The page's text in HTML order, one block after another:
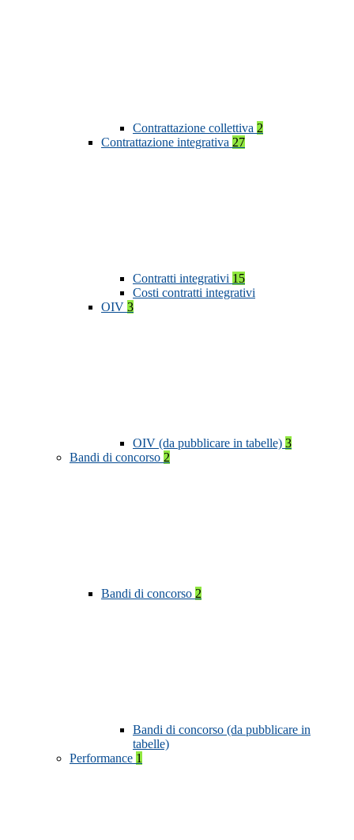
Contrattazione collettiva 2
Contrattazione integrativa 27
Contratti integrativi 15
Costi contratti integrativi
OIV 3
OIV (da pubblicare in tabelle) 3
Bandi di concorso 2
Bandi di concorso 2
Bandi di concorso (da pubblicare in
tabelle)
Performance 1